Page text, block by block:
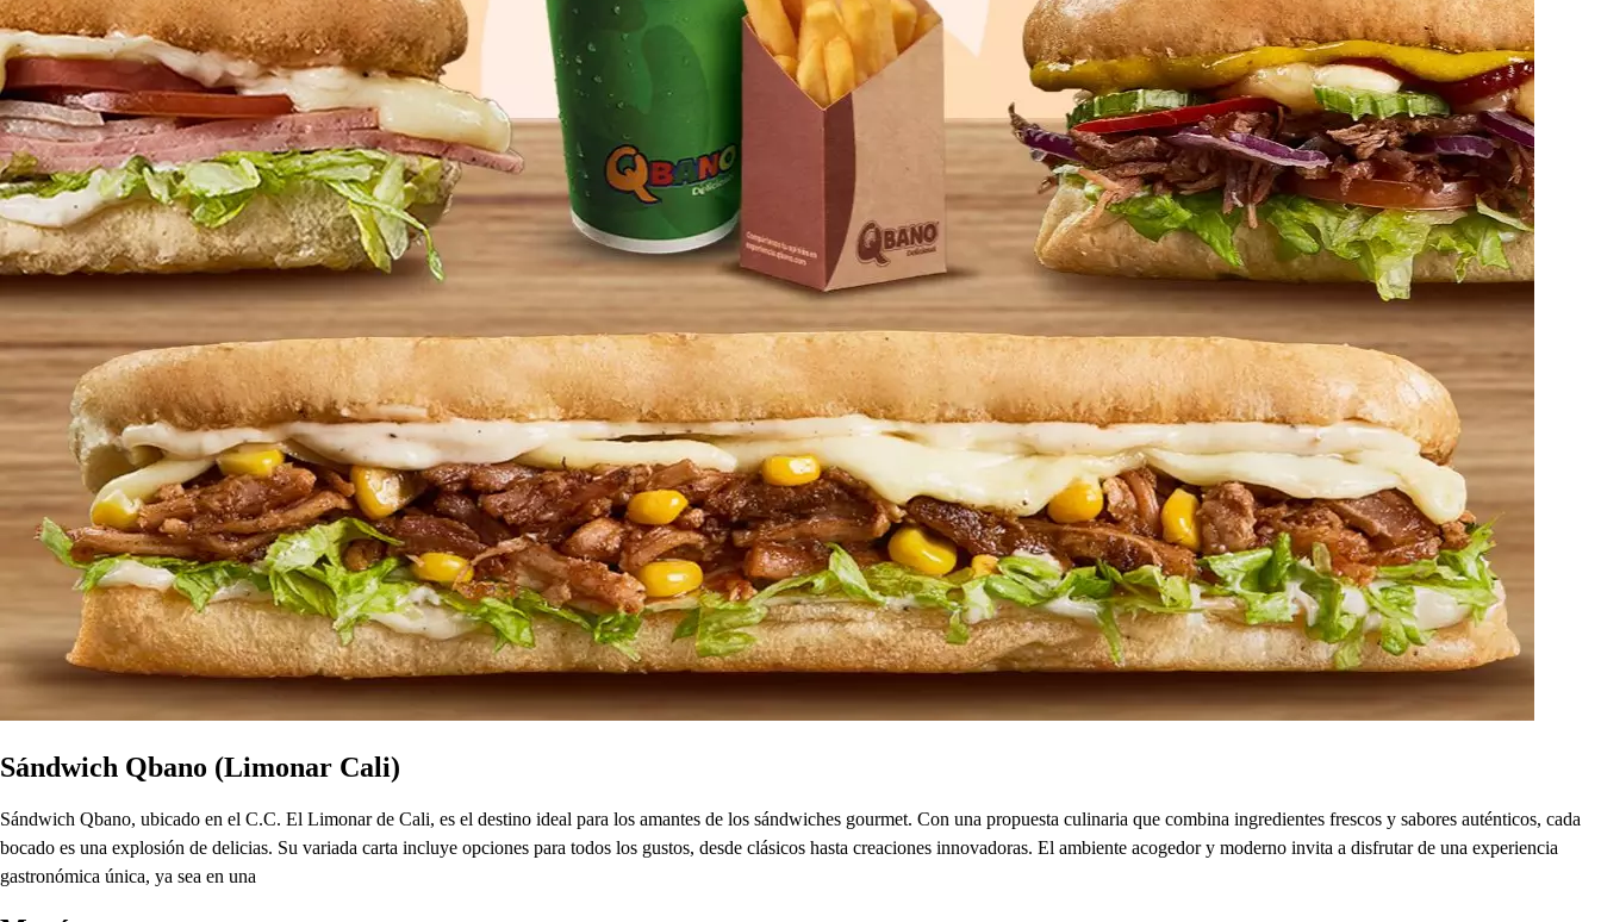
Sándwich Qbano (Limonar Cali)
Sándwich Qbano, ubicado en el C.C. El Limonar de Cali, es el destino ideal para los amantes de los sándwiches gourmet. Con una propuesta culinaria que combina ingredientes frescos y sabores auténticos, cada
bocado es una explosión de delicias. Su variada carta incluye opciones para todos los gustos, desde clásicos hasta creaciones innovadoras. El ambiente acogedor y moderno invita a disfrutar de una experiencia
gastronómica única, ya sea en una